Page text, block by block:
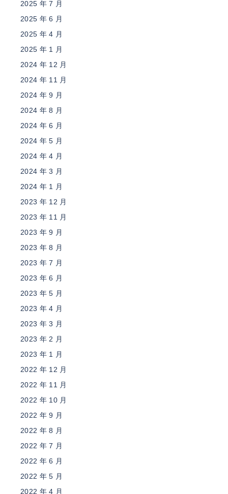
2025 年 7 月
2025 年 6 月
2025 年 4 月
2025 年 1 月
2024 年 12 月
2024 年 11 月
2024 年 9 月
2024 年 8 月
2024 年 6 月
2024 年 5 月
2024 年 4 月
2024 年 3 月
2024 年 1 月
2023 年 12 月
2023 年 11 月
2023 年 9 月
2023 年 8 月
2023 年 7 月
2023 年 6 月
2023 年 5 月
2023 年 4 月
2023 年 3 月
2023 年 2 月
2023 年 1 月
2022 年 12 月
2022 年 11 月
2022 年 10 月
2022 年 9 月
2022 年 8 月
2022 年 7 月
2022 年 6 月
2022 年 5 月
2022 年 4 月